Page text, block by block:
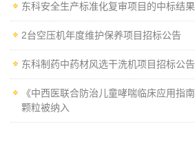
东科安全生产标准化复审项目的中标结
2台空压机年度维护保养项目招标公告
东科制药中药材风选干洗机项目招标公告
《中西医联合防治儿童哮喘临床应用指
颗粒被纳入